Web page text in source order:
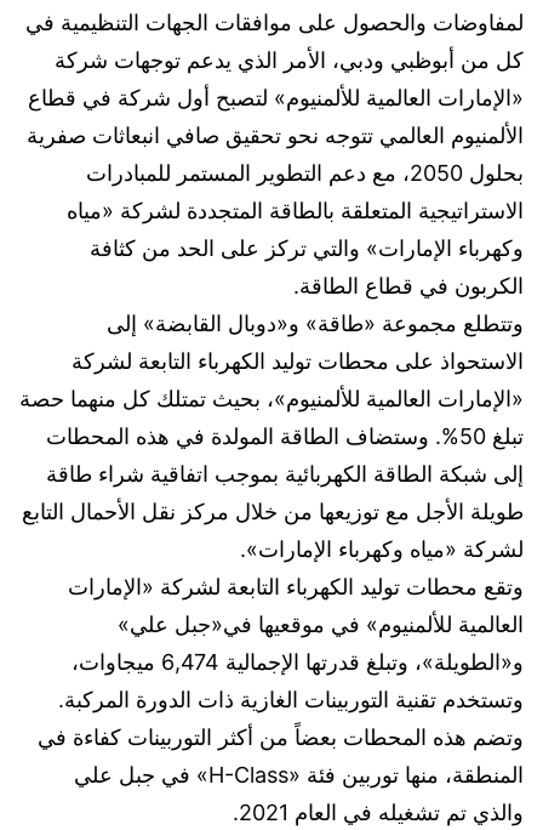
لمفاوضات والحصول على موافقات الجهات التنظيمية في
كل من أبوظبي ودبي، الأمر الذي يدعم توجهات شركة
«الإمارات العالمية للألمنيوم» لتصبح أول شركة في قطاع
الألمنيوم العالمي تتوجه نحو تحقيق صافي انبعاثات صفرية
بحلول 2050، مع دعم التطوير المستمر للمبادرات
الاستراتيجية المتعلقة بالطاقة المتجددة لشركة «مياه
وكهرباء الإمارات» والتي تركز على الحد من كثافة
الكربون في قطاع الطاقة.
وتتطلع مجموعة «طاقة» و«دوبال القابضة» إلى
الاستحواذ على محطات توليد الكهرباء التابعة لشركة
«الإمارات العالمية للألمنيوم»، بحيث تمتلك كل منهما حصة
تبلغ 50%. وستضاف الطاقة المولدة في هذه المحطات
إلى شبكة الطاقة الكهربائية بموجب اتفاقية شراء طاقة
طويلة الأجل مع توزيعها من خلال مركز نقل الأحمال التابع
لشركة «مياه وكهرباء الإمارات».
وتقع محطات توليد الكهرباء التابعة لشركة «الإمارات
العالمية للألمنيوم» في موقعيها في«جبل علي»
و«الطويلة»، وتبلغ قدرتها الإجمالية 6,474 ميجاوات،
وتستخدم تقنية التوربينات الغازية ذات الدورة المركبة.
وتضم هذه المحطات بعضاً من أكثر التوربينات كفاءة في
المنطقة، منها توربين فئة «H-Class» في جبل علي
والذي تم تشغيله في العام 2021.